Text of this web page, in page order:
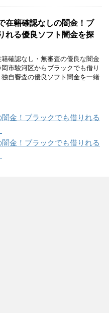
在籍確認なしの闇金！ブ
れる優良ソフト闇金を探
確認なし・無審査の優良な闇金
市駿河区からブラックでも借り
自審査の優良ソフト闇金を一緒
金！ブラックでも借りれる
金！ブラックでも借りれる